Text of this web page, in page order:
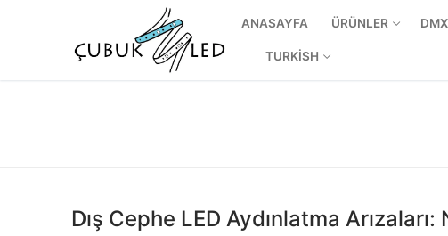
ANASAYFA ÜRÜNLER
TURKISH
Dış Cephe LED Aydınlatma